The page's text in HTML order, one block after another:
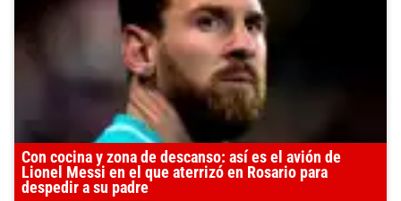
Con cocina y zona de descanso: así es el avión de
Lionel Messi en el que aterrizó en Rosario para
despedir a su padre